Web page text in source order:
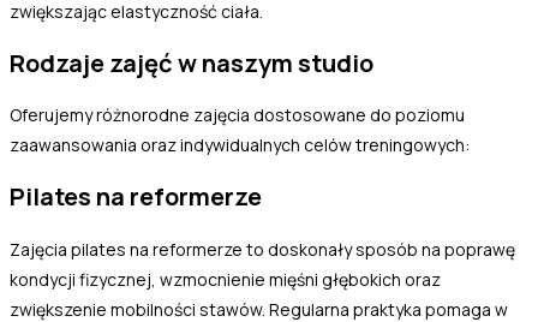
zwiększając elastyczność ciała.
Rodzaje zajęć w naszym studio
Oferujemy różnorodne zajęcia dostosowane do poziomu
zaawansowania oraz indywidualnych celów treningowych:
Pilates na reformerze
Zajęcia pilates na reformerze to doskonały sposób na poprawę
kondycji fizycznej, wzmocnienie mięśni głębokich oraz
zwiększenie mobilności stawów. Regularna praktyka pomaga w